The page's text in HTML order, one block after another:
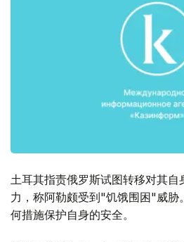
土耳其指责俄罗斯试图转移对其
力，称阿勒颇受到"饥饿围困"威胁
何措施保护自身的安全。